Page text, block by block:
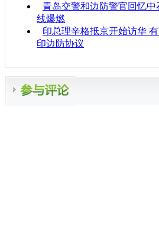
青岛交警和边防警官回忆中
线爆燃
印总理辛格抵京开始访华
印边防协议